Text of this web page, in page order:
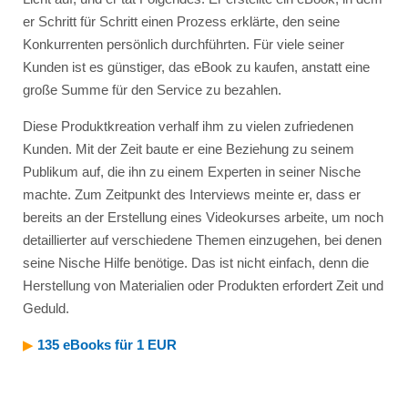
er Schritt für Schritt einen Prozess erklärte, den seine
Konkurrenten persönlich durchführten. Für viele seiner
Kunden ist es günstiger, das eBook zu kaufen, anstatt eine
große Summe für den Service zu bezahlen.
Diese Produktkreation verhalf ihm zu vielen zufriedenen
Kunden. Mit der Zeit baute er eine Beziehung zu seinem
Publikum auf, die ihn zu einem Experten in seiner Nische
machte. Zum Zeitpunkt des Interviews meinte er, dass er
bereits an der Erstellung eines Videokurses arbeite, um noch
detaillierter auf verschiedene Themen einzugehen, bei denen
seine Nische Hilfe benötige. Das ist nicht einfach, denn die
Herstellung von Materialien oder Produkten erfordert Zeit und
Geduld.
▶︎ 135 eBooks für 1 EUR